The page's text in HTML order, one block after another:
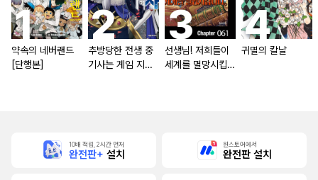
약속의 네버랜드
[단행본]
추방당한 전생 중
기사는 게임 지식
선생님! 저희들이
세계를 멸망시킵니
귀멸의 칼날
10배 적립, 2시간 먼저
완전판+ 설치
원스토어에서
완전판 설치